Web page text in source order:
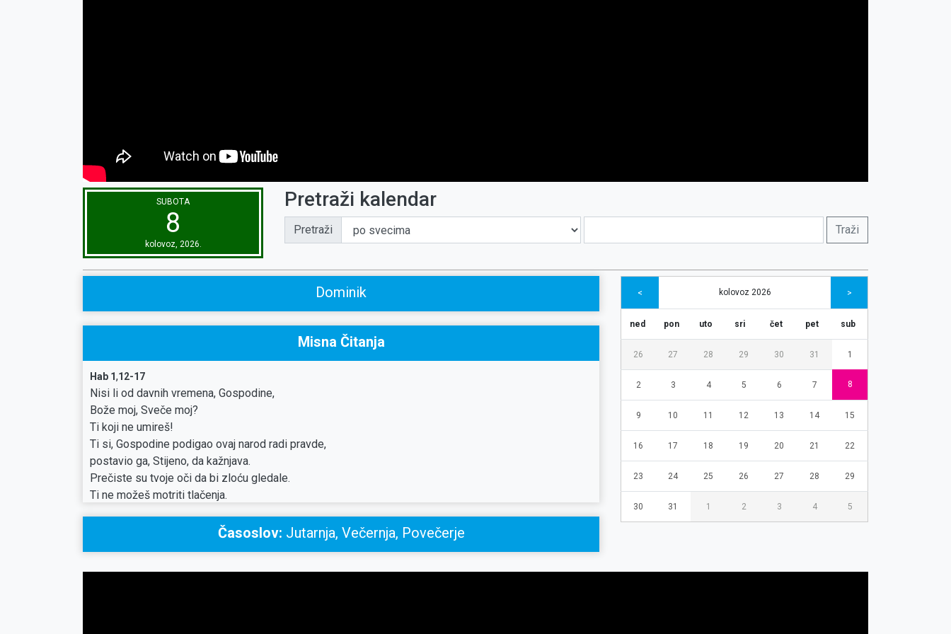
SUBOTA
8
kolovoz, 2026.
Pretraži kalendar
Pretraži
Dominik
Misna Čitanja
Hab 1,12-17
Nisi li od davnih vremena, Gospodine,
Bože moj, Sveče moj?
Ti koji ne umireš!
Ti si, Gospodine podigao ovaj narod radi pravde,
postavio ga, Stijeno, da kažnjava.
Prečiste su tvoje oči da bi zloću gledale.
Ti ne možeš motriti tlačenja.
šutiš kad zlikovac ništi pravednijeg od sebe?
Časoslov: Jutarnja, Večernja, Povečerje
< kolovoz 2026 >
ned pon uto sri čet pet sub
26 27 28 29 30 31 1
2 3 4 5 6 7 8
9 10 11 12 13 14 15
16 17 18 19 20 21 22
23 24 25 26 27 28 29
30 31 1 2 3 4 5